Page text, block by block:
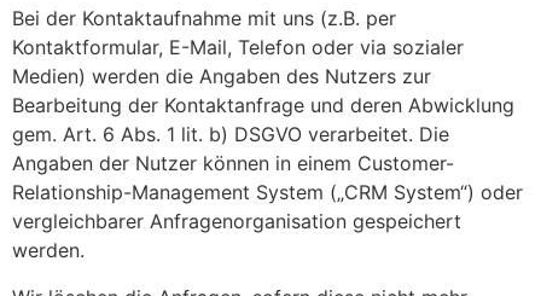
Bei der Kontaktaufnahme mit uns (z.B. per
Kontaktformular, E-Mail, Telefon oder via sozialer
Medien) werden die Angaben des Nutzers zur
Bearbeitung der Kontaktanfrage und deren Abwicklung
gem. Art. 6 Abs. 1 lit. b) DSGVO verarbeitet. Die
Angaben der Nutzer können in einem Customer-
Relationship-Management System („CRM System“) oder
vergleichbarer Anfragenorganisation gespeichert
werden.